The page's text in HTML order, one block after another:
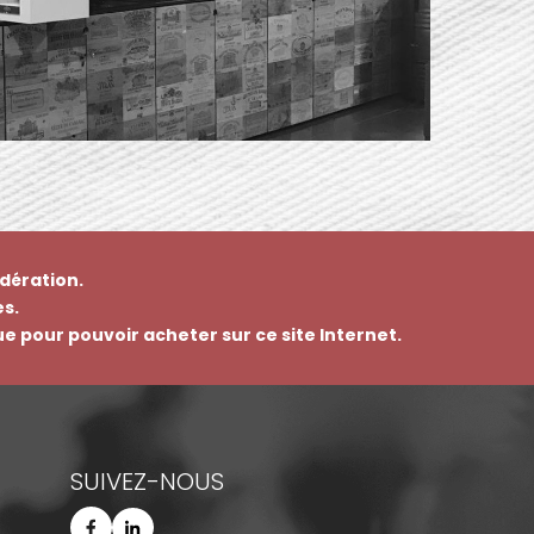
pour pouvoir acheter sur ce site Internet.
SUIVEZ-NOUS